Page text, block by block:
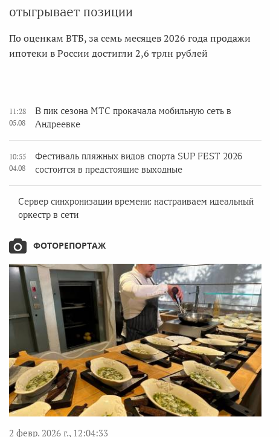
отыгрывает позиции
По оценкам ВТБ, за семь месяцев 2026 года продажи
ипотеки в России достигли 2,6 трлн рублей
11:28
05.08
В пик сезона МТС прокачала мобильную сеть в
Андреевке
10:55
04.08
Фестиваль пляжных видов спорта SUP FEST 2026
состоится в предстоящие выходные
Сервер синхронизации времени: настраиваем идеальный
оркестр в сети
ФОТОРЕПОРТАЖ
2 февр. 2026 г., 12:04:33